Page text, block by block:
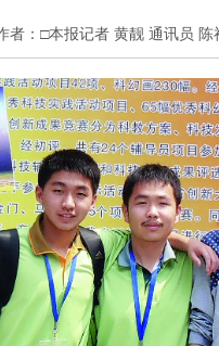
：□本报记者 黄靓 通讯员 陈